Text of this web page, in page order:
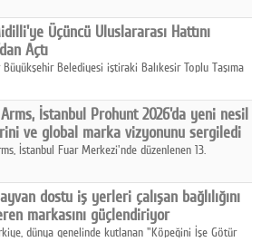
önemli bir destinasyon haline getirmeye
Üçüncü Uluslararası Hattını
Açtı
Büyükşehir Belediyesi iştiraki Balıkesir Toplu Taşıma
resmi açılışı gerçekleştirildi.
İstanbul Prohunt 2026'da yeni nesil
ve global marka vizyonunu sergiledi
İstanbul Fuar Merkezi'nde düzenlenen 13.
sektör profesyonelleri, iş ortakları, bayiler ve son
bir araya geldi.
dostu iş yerleri çalışan bağlılığını
markasını güçlendiriyor
dünya genelinde kutlanan "Köpeğini İşe Götür